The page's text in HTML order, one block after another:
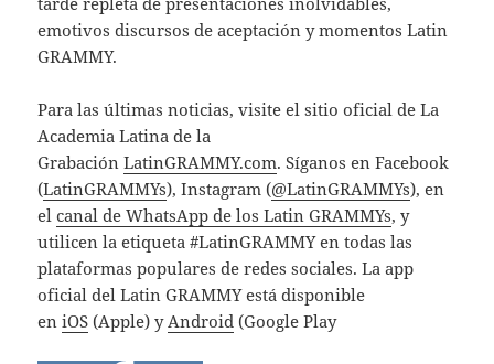
emotivos discursos de aceptación y momentos Latin
GRAMMY.
Para las últimas noticias, visite el sitio oficial de La
Academia Latina de la
GrabaciónLatinGRAMMY.com. Síganos en Facebook
(LatinGRAMMYs), Instagram (@LatinGRAMMYs), en
elcanal de WhatsApp de los Latin GRAMMYs, y
utilicen la etiqueta #LatinGRAMMY en todas las
plataformas populares de redes sociales. La app
oficial del Latin GRAMMY está disponible
eniOS (Apple) y Android (Google Play